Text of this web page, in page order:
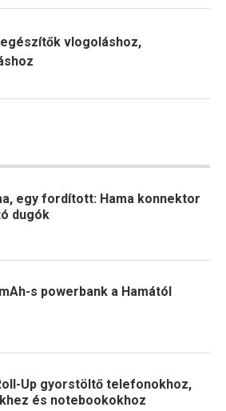
vlogoláshoz,
egy fordított: Hama konnektor
dugók
s powerbank a Hamától
Up gyorstöltő telefonokhoz,
és notebookokhoz